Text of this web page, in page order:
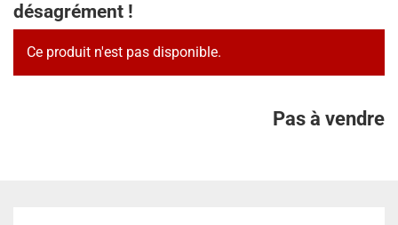
désagrément !
Ce produit n'est pas disponible.
Pas à vendre